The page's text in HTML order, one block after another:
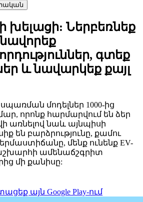
խելացի: Ներբեռնեք
գտեք
և նավարկեք քայլ
մոդելներ 1000-ից
որոնք հարմարվում են ձեր
առնելով նաև այնպիսի
են բարձրությունը, քամու
մենք ունենք EV-
ամենաճշգրիտ
մի քանիսը: